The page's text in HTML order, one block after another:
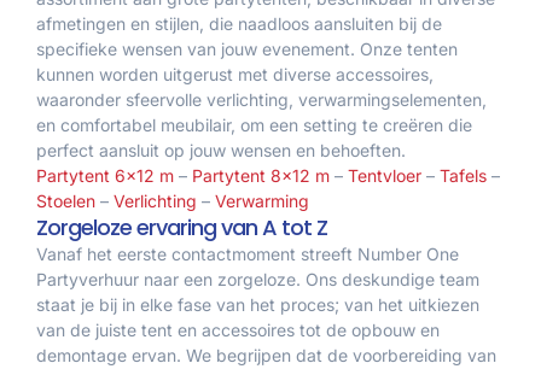
afmetingen en stijlen, die naadloos aansluiten bij de
specifieke wensen van jouw evenement. Onze tenten
kunnen worden uitgerust met diverse accessoires,
waaronder sfeervolle verlichting, verwarmingselementen,
en comfortabel meubilair, om een setting te creëren die
perfect aansluit op jouw wensen en behoeften.
Partytent 6×12 m – Partytent 8×12 m – Tentvloer – Tafels –
Stoelen – Verlichting – Verwarming
Zorgeloze ervaring van A tot Z
Vanaf het eerste contactmoment streeft Number One
Partyverhuur naar een zorgeloze. Ons deskundige team
staat je bij in elke fase van het proces; van het uitkiezen
van de juiste tent en accessoires tot de opbouw en
demontage ervan. We begrijpen dat de voorbereiding van